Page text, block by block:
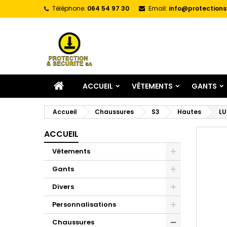
Téléphone: 064 54 97 30 Email:
ACCUEIL VÊTEMENTS GANTS
Accueil Chaussures S3 Hautes
ACCUEIL
Vêtements
Gants
Divers
Personnalisations
Chaussures